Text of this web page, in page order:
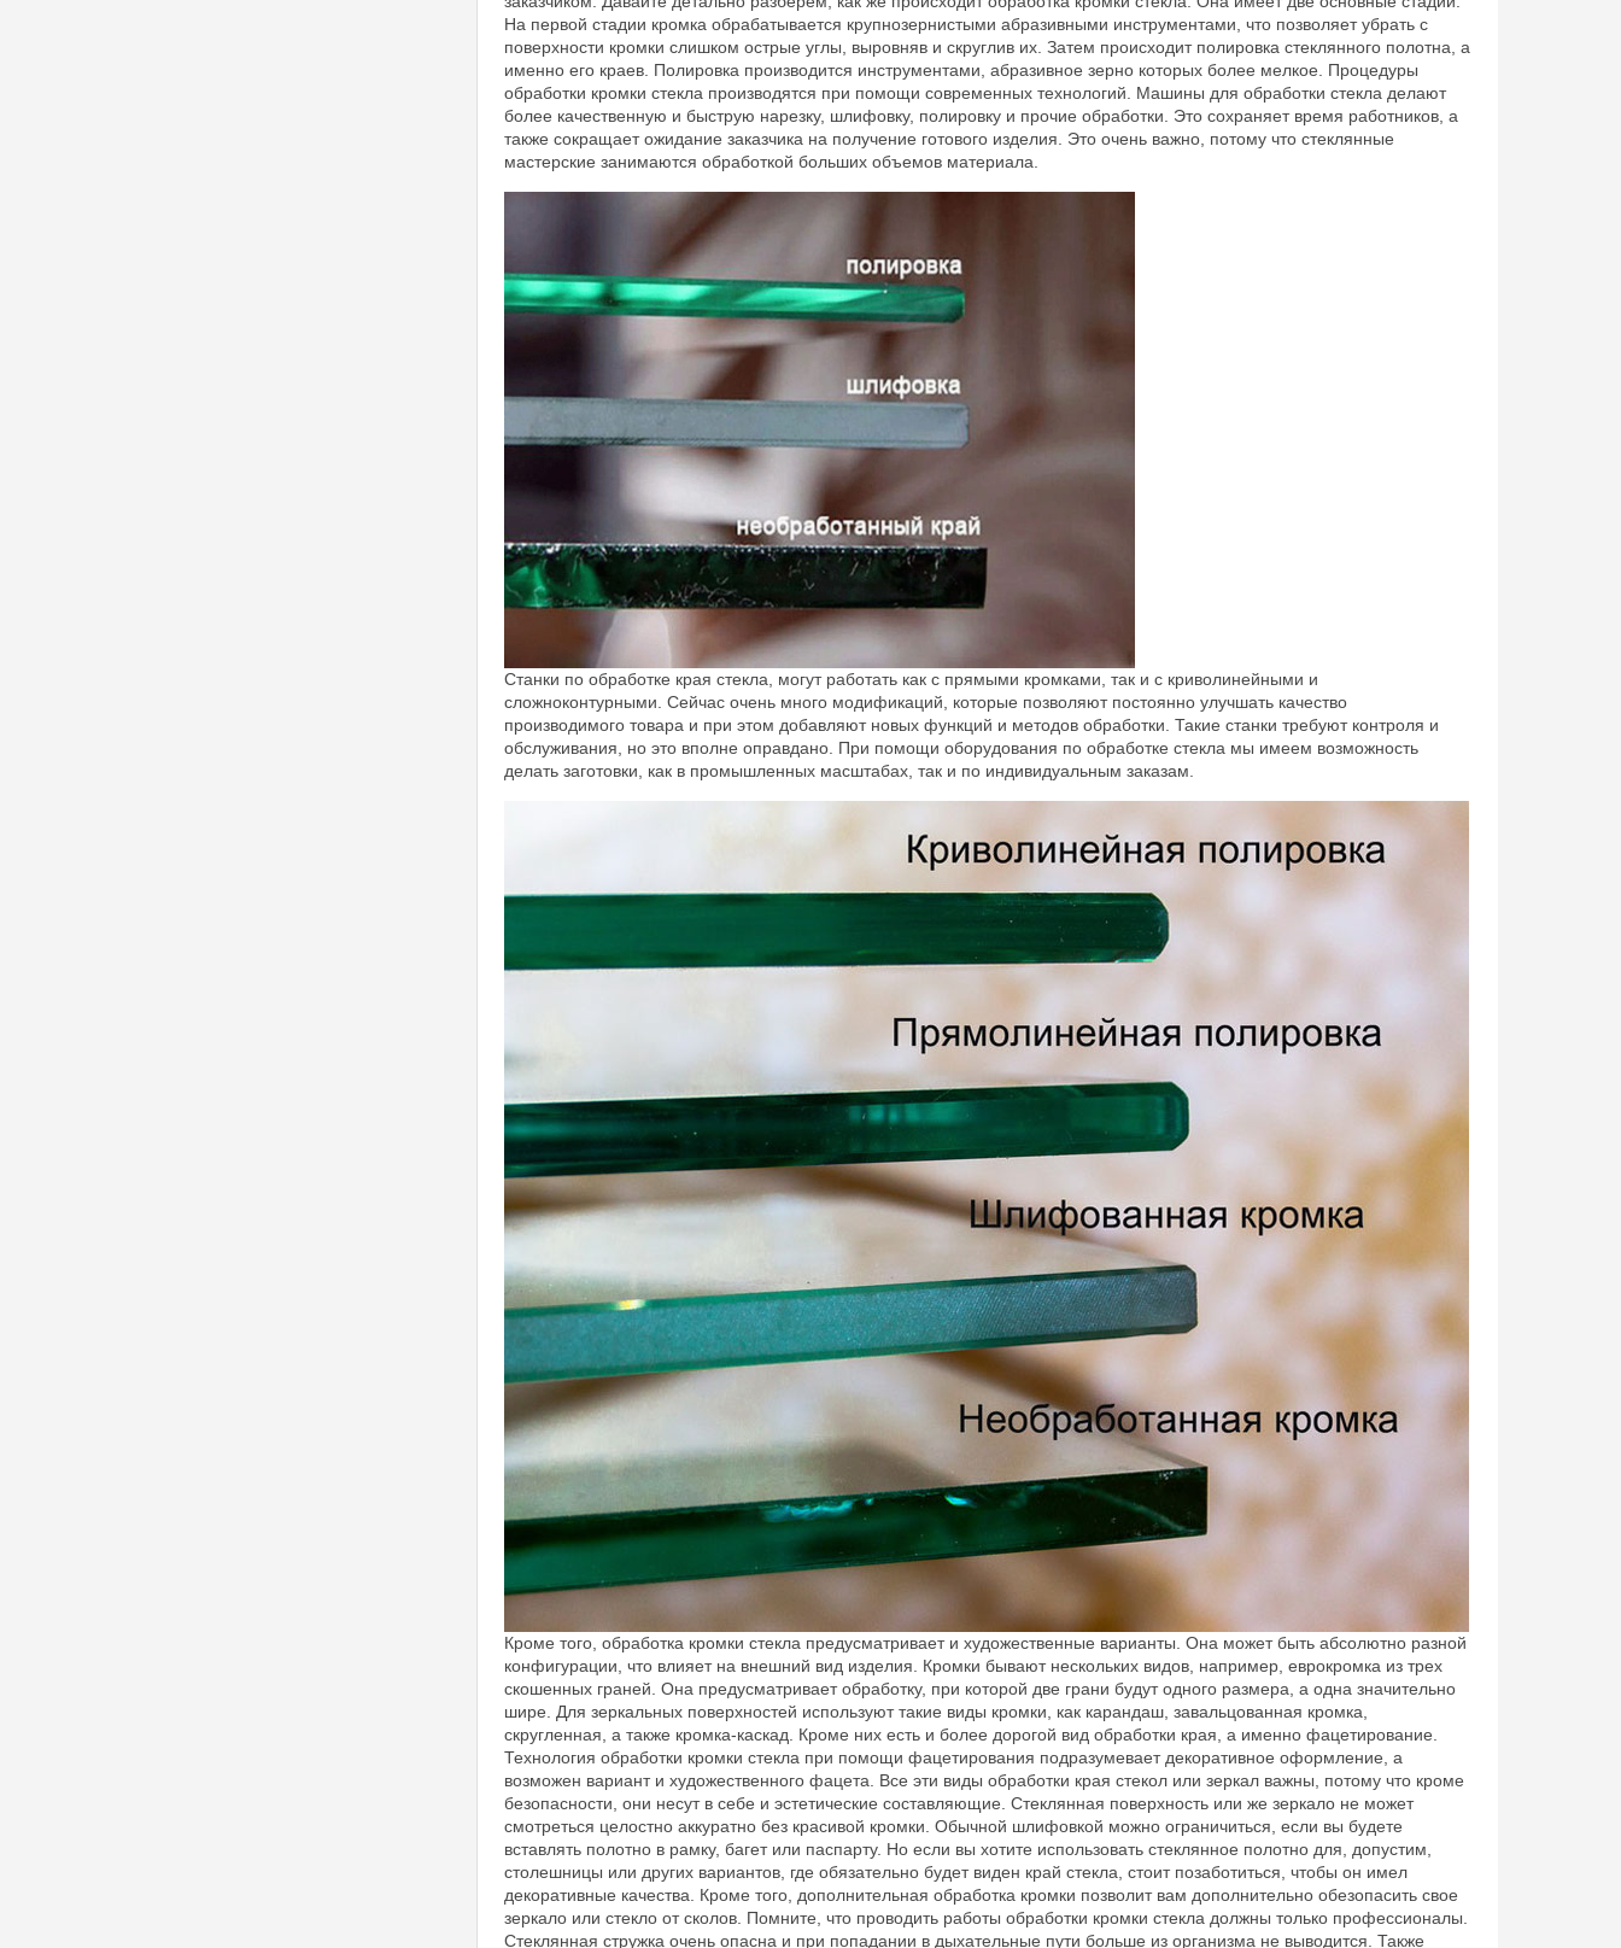
На первой стадии кромка обрабатывается крупнозернистыми абразивными инструментами, что позволяет убрать с
поверхности кромки слишком острые углы, выровняв и скруглив их. Затем происходит полировка стеклянного полотна, а
именно его краев. Полировка производится инструментами, абразивное зерно которых более мелкое. Процедуры
обработки кромки стекла производятся при помощи современных технологий. Машины для обработки стекла делают
более качественную и быструю нарезку, шлифовку, полировку и прочие обработки. Это сохраняет время работников, а
также сокращает ожидание заказчика на получение готового изделия. Это очень важно, потому что стеклянные
мастерские занимаются обработкой больших объемов материала.
Станки по обработке края стекла, могут работать как с прямыми кромками, так и с криволинейными и
сложноконтурными. Сейчас очень много модификаций, которые позволяют постоянно улучшать качество
производимого товара и при этом добавляют новых функций и методов обработки. Такие станки требуют контроля и
обслуживания, но это вполне оправдано. При помощи оборудования по обработке стекла мы имеем возможность
делать заготовки, как в промышленных масштабах, так и по индивидуальным заказам.
Кроме того, обработка кромки стекла предусматривает и художественные варианты. Она может быть абсолютно разной
конфигурации, что влияет на внешний вид изделия. Кромки бывают нескольких видов, например, еврокромка из трех
скошенных граней. Она предусматривает обработку, при которой две грани будут одного размера, а одна значительно
шире. Для зеркальных поверхностей используют такие виды кромки, как карандаш, завальцованная кромка,
скругленная, а также кромка-каскад. Кроме них есть и более дорогой вид обработки края, а именно фацетирование.
Технология обработки кромки стекла при помощи фацетирования подразумевает декоративное оформление, а
возможен вариант и художественного фацета. Все эти виды обработки края стекол или зеркал важны, потому что кроме
безопасности, они несут в себе и эстетические составляющие. Стеклянная поверхность или же зеркало не может
смотреться целостно аккуратно без красивой кромки. Обычной шлифовкой можно ограничиться, если вы будете
вставлять полотно в рамку, багет или паспарту. Но если вы хотите использовать стеклянное полотно для, допустим,
столешницы или других вариантов, где обязательно будет виден край стекла, стоит позаботиться, чтобы он имел
декоративные качества. Кроме того, дополнительная обработка кромки позволит вам дополнительно обезопасить свое
зеркало или стекло от сколов. Помните, что проводить работы обработки кромки стекла должны только профессионалы.
Стеклянная стружка очень опасна и при попадании в дыхательные пути больше из организма не выводится. Также